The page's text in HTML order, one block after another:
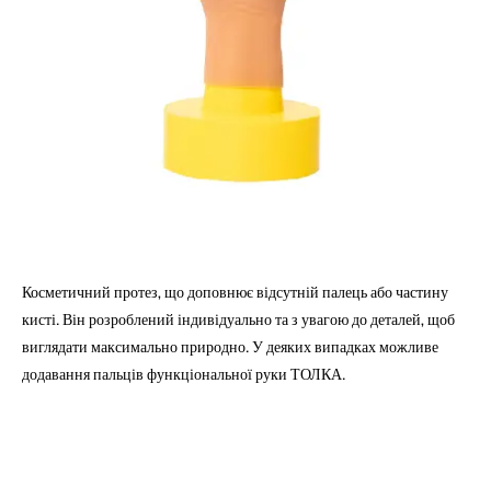
Косметичний протез, що доповнює відсутній палець або частину
кисті. Він розроблений індивідуально та з увагою до деталей, щоб
виглядати максимально природно. У деяких випадках можливе
додавання пальців функціональної руки ТОЛКА.